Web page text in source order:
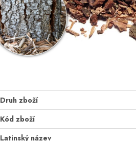
Druh zboží
Kód zboží
Latinský název